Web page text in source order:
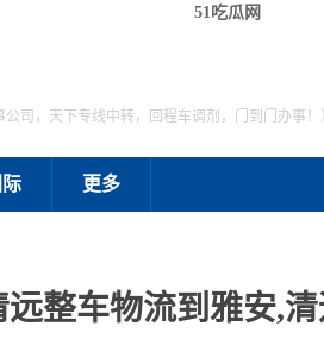
51吃瓜网
公司，天下专线中转，回程车调剂，门到门办事！
际 更多
整车物流到雅安,